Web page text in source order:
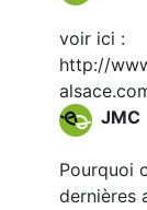
voir ici :
http://
JMC
Pourquoi
dernières